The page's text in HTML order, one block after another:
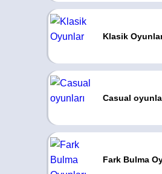
Klasik
Casual
Fark Bulma